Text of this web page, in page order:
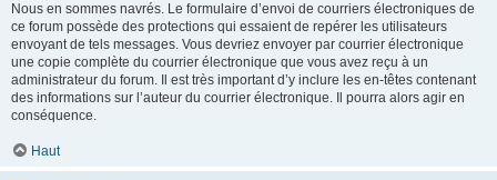
Nous en sommes navrés. Le formulaire d’envoi de courriers électroniques de
ce forum possède des protections qui essaient de repérer les utilisateurs
envoyant de tels messages. Vous devriez envoyer par courrier électronique
une copie complète du courrier électronique que vous avez reçu à un
administrateur du forum. Il est très important d’y inclure les en-têtes contenant
des informations sur l’auteur du courrier électronique. Il pourra alors agir en
conséquence.
Haut